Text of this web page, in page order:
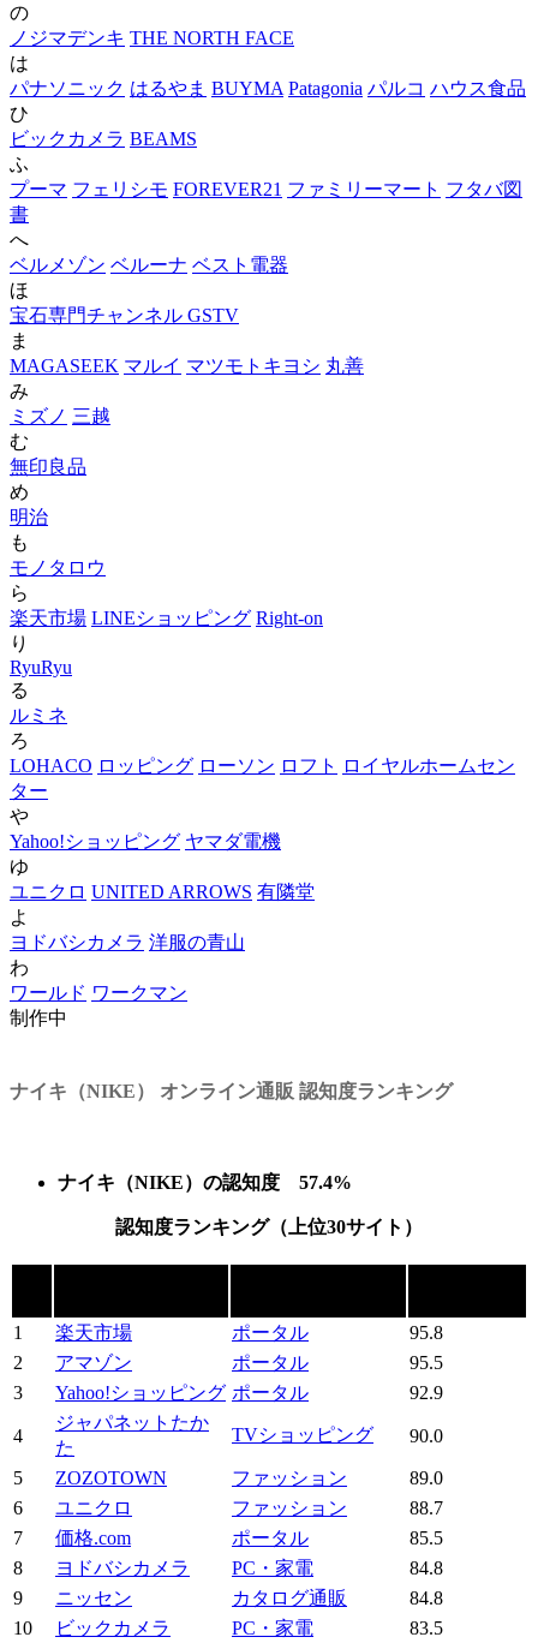
の
ノジマデンキ THE NORTH FACE
は
パナソニック はるやま BUYMA Patagonia パルコ ハウス食品
ひ
ビックカメラ BEAMS
ふ
プーマ フェリシモ FOREVER21 ファミリーマート フタバ図
書
へ
ベルメゾン ベルーナ ベスト電器
ほ
宝石専門チャンネル GSTV
ま
MAGASEEK マルイ マツモトキヨシ 丸善
み
ミズノ 三越
む
無印良品
め
明治
も
モノタロウ
ら
楽天市場 LINEショッピング Right-on
り
RyuRyu
る
ルミネ
ろ
LOHACO ロッピング ローソン ロフト
ロイヤルホームセン
ター
や
Yahoo!ショッピング ヤマダ電機
ゆ
ユニクロ UNITED ARROWS 有隣堂
よ
ヨドバシカメラ 洋服の青山
わ
ワールド ワークマン
制作中
ナイキ（NIKE） オンライン通販 認知度ランキング
ナイキ（NIKE）の認知度 57.4%
認知度ランキング（上位30サイト）
1 楽天市場 ポータル
95.8
2
アマゾン ポータル
95.5
3
Yahoo!ショッピング ポータル 92.9
4
ジャパネットたか
た
TVショッピング 90.0
5 ZOZOTOWN ファッション
89.0
6
ユニクロ ファッション
88.7
7
価格.com ポータル
85.5
8
ヨドバシカメラ PC・家電
84.8
9
ニッセン カタログ通販
84.8
10
ビックカメラ PC・家電
83.5